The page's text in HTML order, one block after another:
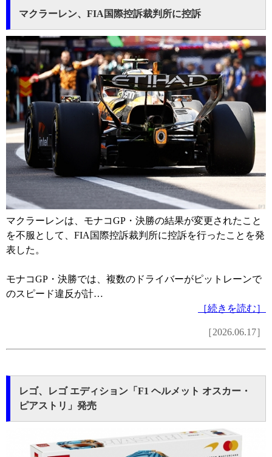
マクラーレン、FIA国際控訴裁判所に控訴
マクラーレンは、モナコGP・決勝の結果が変更されたこと
を不服として、FIA国際控訴裁判所に控訴を行ったことを発
表した。
モナコGP・決勝では、複数のドライバーがピットレーンで
のスピード違反が計…
［続きを読む］
［2026.06.17］
レゴ、レゴ エディション「F1 ヘルメット オスカー・
ピアストリ」発売